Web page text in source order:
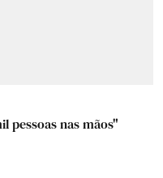
pessoas nas mãos"